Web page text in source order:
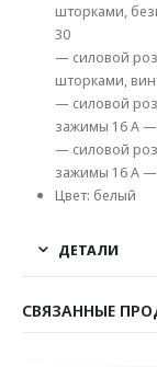
шторками,
30
— силовой
шторками,
— силовой
зажимы 16 A —
— силовой
зажимы 16 A —
Цвет: белый
ДЕТАЛИ
СВЯЗАННЫЕ